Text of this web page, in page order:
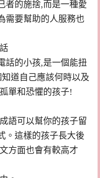
者的施捨,而是一種愛
需要幫助的人服務也
話的小孩,是一個能扭
道自己應該何時以及
單和恐懼的孩子!
語可以幫你的孩子留
。這樣的孩子長大後
方面也會有較高才